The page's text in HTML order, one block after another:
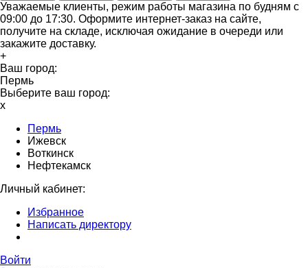
Уважаемые клиенты, режим работы магазина по будням с
09:00 до 17:30. Оформите интернет-заказ на сайте,
получите на складе, исключая ожидание в очереди или
закажите доставку.
+
Ваш город:
Пермь
Выберите ваш город:
x
Пермь
Ижевск
Воткинск
Нефтекамск
Личный кабинет:
Избранное
Написать директору
Войти